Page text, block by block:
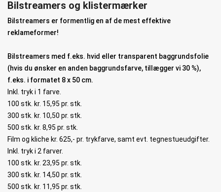
Bilstreamers og klistermærker
Bilstreamers er formentlig en af de mest effektive
reklameformer!
Bilstreamers med f.eks. hvid eller transparent baggrundsfolie
(hvis du ønsker en anden baggrundsfarve, tillægger vi 30 %),
f.eks. i formatet 8 x 50 cm.
Inkl. tryk i 1 farve.
100 stk. kr. 15,95 pr. stk.
300 stk. kr. 10,50 pr. stk.
500 stk. kr. 8,95 pr. stk.
Film og kliche kr. 625,- pr. trykfarve, samt evt. tegnestueudgifter.
Inkl. tryk i 2 farver.
100 stk. kr. 23,95 pr. stk.
300 stk. kr. 14,50 pr. stk.
500 stk. kr. 11,95 pr. stk.